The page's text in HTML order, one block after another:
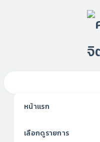
หน้าแรก
เลือกดูรายการ